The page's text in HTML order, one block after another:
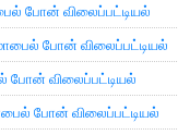
போன் விலைப்பட்டியல்
போன் விலைப்பட்டியல்
போன் விலைப்பட்டியல்
போன் விலைப்பட்டியல்